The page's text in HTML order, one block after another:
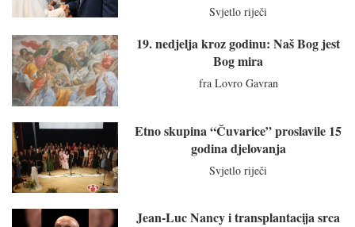
Svjetlo riječi
19. nedjelja kroz godinu: Naš Bog jest
Bog mira
fra Lovro Gavran
Etno skupina “Čuvarice” proslavile 15
godina djelovanja
Svjetlo riječi
Jean-Luc Nancy i transplantacija srca